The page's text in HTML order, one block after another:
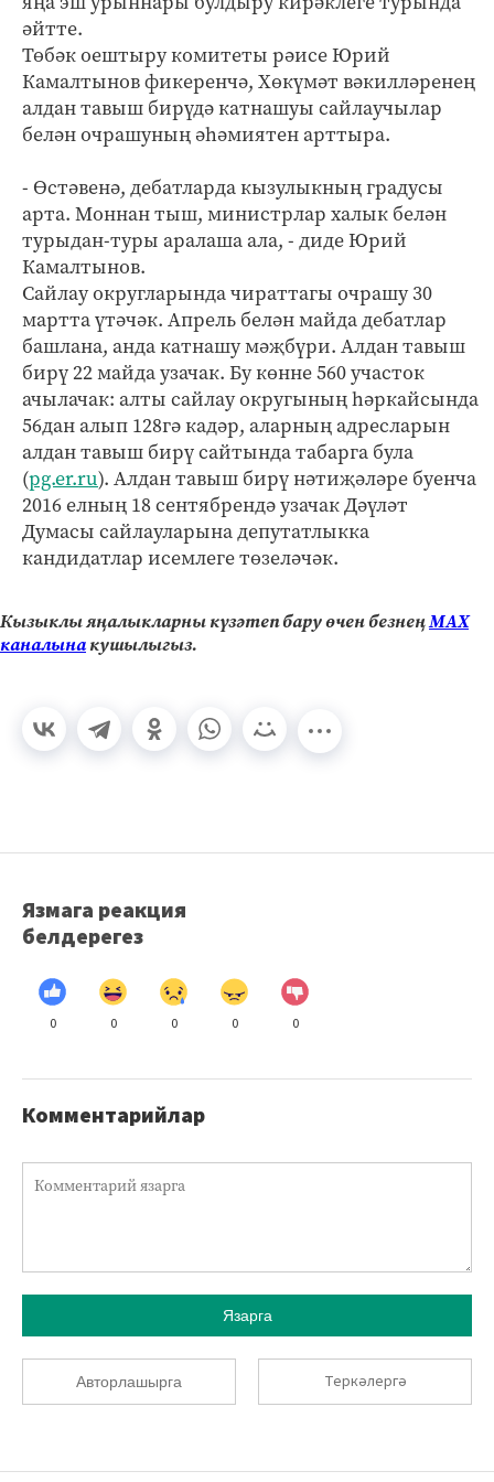
әйтте.
Төбәк оештыру комитеты рәисе Юрий
Камалтынов фикеренчә, Хөкүмәт вәкилләренең
алдан тавыш бирүдә катнашуы сайлаучылар
белән очрашуның әһәмиятен арттыра.
- Өстәвенә, дебатларда кызулыкның градусы
арта. Моннан тыш, министрлар халык белән
турыдан-туры аралаша ала, - диде Юрий
Камалтынов.
Сайлау округларында чираттагы очрашу 30
мартта үтәчәк. Апрель белән майда дебатлар
башлана, анда катнашу мәҗбүри. Алдан тавыш
бирү 22 майда узачак. Бу көнне 560 участок
ачылачак: алты сайлау округының һәркайсында
56дан алып 128гә кадәр, аларның адресларын
алдан тавыш бирү сайтында табарга була
(pg.er.ru). Алдан тавыш бирү нәтиҗәләре буенча
2016 елның 18 сентябрендә узачак Дәүләт
Думасы сайлауларына депутатлыкка
кандидатлар исемлеге төзеләчәк.
Кызыклы яңалыкларны күзәтеп бару өчен безнеңМАХ
каналынакушылыгыз.
Язмага реакция
белдерегез
0 0 0 0 0
Комментарийлар
Язарга
Авторлашырга Теркәлергә